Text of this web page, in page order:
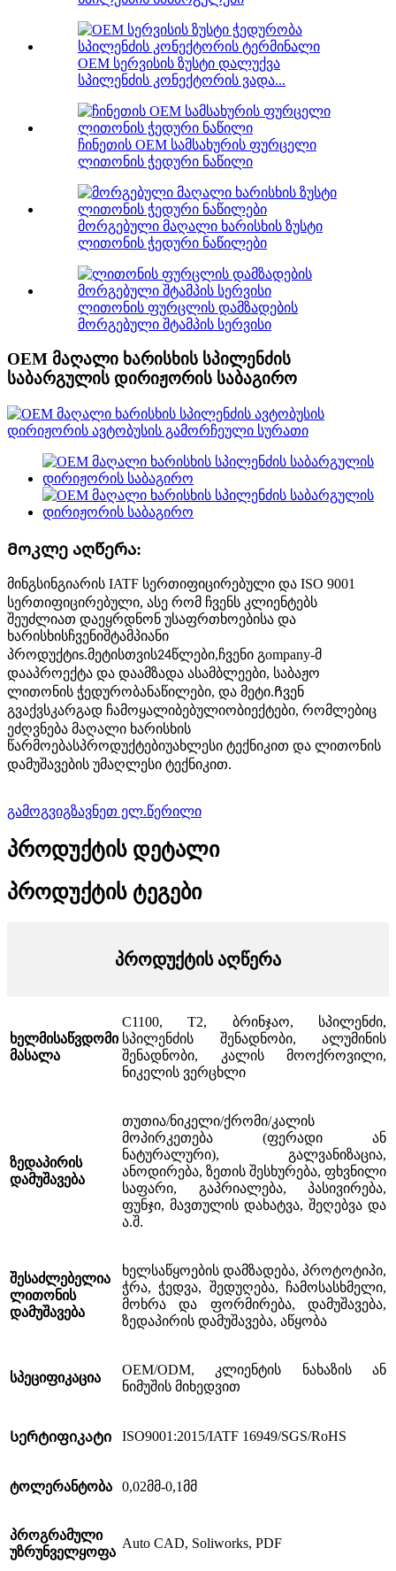
OEM სერვისის ზუსტი დალუქვა
სპილენძის კონექტორის ვადა...
ჩინეთის OEM სამსახურის ფურცელი
ლითონის ჭედური ნაწილი
მორგებული მაღალი ხარისხის ზუსტი
ლითონის ჭედური ნაწილები
ლითონის ფურცლის დამზადების
მორგებული შტამპის სერვისი
OEM მაღალი ხარისხის სპილენძის
საბარგულის დირიჟორის საბაგირო
Მოკლე აღწერა:
მინგსინგიარის IATF სერთიფიცირებული და ISO 9001
სერთიფიცირებული, ასე რომ ჩვენს კლიენტებს
შეუძლიათ დაეყრდნონ უსაფრთხოებისა და
ხარისხისჩვენიშტამპიანი
პროდუქტიs.მეტისთვის24წლები,ჩვენი გompany-მ
დააპროექტა და დაამზადა ასამბლეები, საბაჟო
ლითონის ჭედურობანაწილები, და მეტი.Ჩვენ
გვაქვსკარგად ჩამოყალიბებულიობიექტები, რომლებიც
ეძღვნება მაღალი ხარისხის
წარმოებასპროდუქტებიუახლესი ტექნიკით და ლითონის
დამუშავების უმაღლესი ტექნიკით.
გამოგვიგზავნეთ ელ.წერილი
პროდუქტის დეტალი
პროდუქტის ტეგები
პროდუქტის აღწერა
ხელმისაწვდომი
მასალა
C1100, T2, ბრინჯაო, სპილენძი,
სპილენძის შენადნობი, ალუმინის
შენადნობი, კალის მოოქროვილი,
ნიკელის ვერცხლი
ზედაპირის
დამუშავება
თუთია/ნიკელი/ქრომი/კალის
მოპირკეთება (ფერადი ან
ნატურალური), გალვანიზაცია,
ანოდირება, ზეთის შესხურება, ფხვნილი
საფარი, გაპრიალება, პასივირება,
ფუნჯი, მავთულის დახატვა, შეღებვა და
ა.შ.
შესაძლებელია
ლითონის
დამუშავება
ხელსაწყოების დამზადება, პროტოტიპი,
ჭრა, ჭედვა, შედუღება, ჩამოსასხმელი,
მოხრა და ფორმირება, დამუშავება,
ზედაპირის დამუშავება, აწყობა
სპეციფიკაცია
OEM/ODM, კლიენტის ნახაზის ან
ნიმუშის მიხედვით
Სერტიფიკატი ISO9001:2015/IATF 16949/SGS/RoHS
ტოლერანტობა 0,02მმ-0,1მმ
პროგრამული
უზრუნველყოფა
Auto CAD, Soliworks, PDF